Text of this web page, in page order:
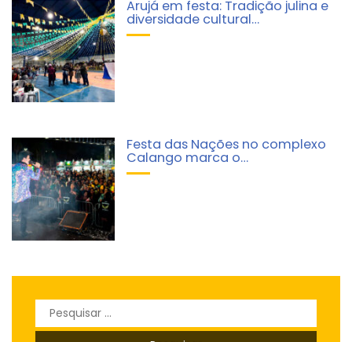
Arujá em festa: Tradição julina e
diversidade cultural…
Festa das Nações no complexo
Calango marca o…
Pesquisar
por: